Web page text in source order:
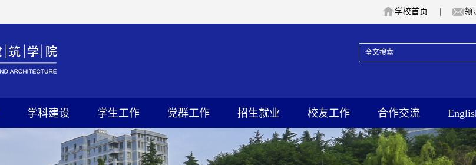
学校首页 领
学科建设 学生工作 党群工作 招生就业 校友工作 合作交流